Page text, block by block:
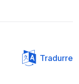
Tradurre